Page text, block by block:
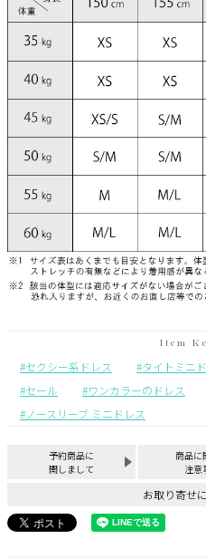
セクシー系ドレス タイトミニ
セール
ワンカラーのドレス
ノースリーブ ミニドレス
予約商品に
関しまして
商品に
注意
お取り寄せ